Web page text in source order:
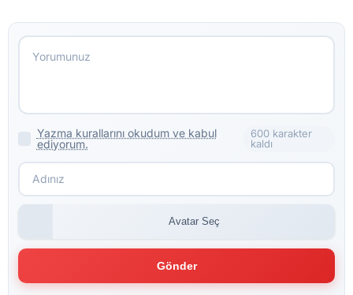
Yazma kurallarını okudum ve kabul
ediyorum.
600 karakter
kaldı
Avatar Seç
Gönder